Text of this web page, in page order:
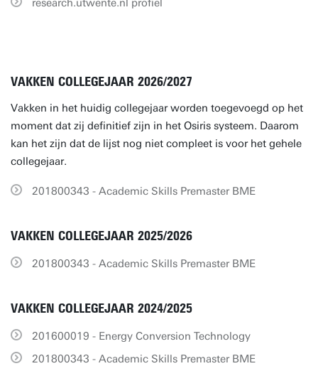
research.utwente.nl profiel
VAKKEN COLLEGEJAAR 2026/2027
Vakken in het huidig collegejaar worden toegevoegd op het
moment dat zij definitief zijn in het Osiris systeem. Daarom
kan het zijn dat de lijst nog niet compleet is voor het gehele
collegejaar.
201800343 - Academic Skills Premaster BME
VAKKEN COLLEGEJAAR 2025/2026
201800343 - Academic Skills Premaster BME
VAKKEN COLLEGEJAAR 2024/2025
201600019 - Energy Conversion Technology
201800343 - Academic Skills Premaster BME